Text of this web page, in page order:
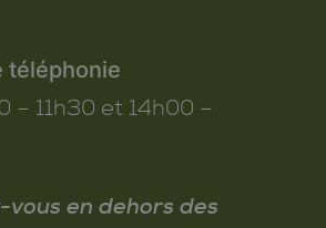
téléphonie
– 11h30 et 14h00 –
vous en dehors des